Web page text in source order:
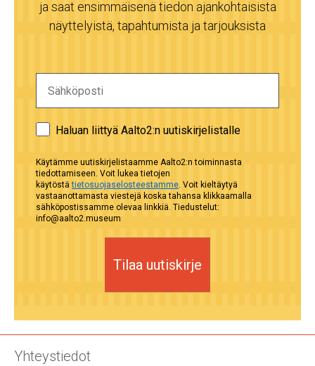
ja saat ensimmäisenä tiedon ajankohtaisista
näyttelyistä, tapahtumista ja tarjouksista
Haluan liittyä Aalto2:n uutiskirjelistalle
Käytämme uutiskirjelistaamme Aalto2:n toiminnasta
tiedottamiseen. Voit lukea tietojen
käytöstätietosuojaselosteestamme. Voit kieltäytyä
vastaanottamasta viestejä koska tahansa klikkaamalla
sähköpostissamme olevaa linkkiä. Tiedustelut:
info@aalto2.museum
Tilaa uutiskirje
Yhteystiedot